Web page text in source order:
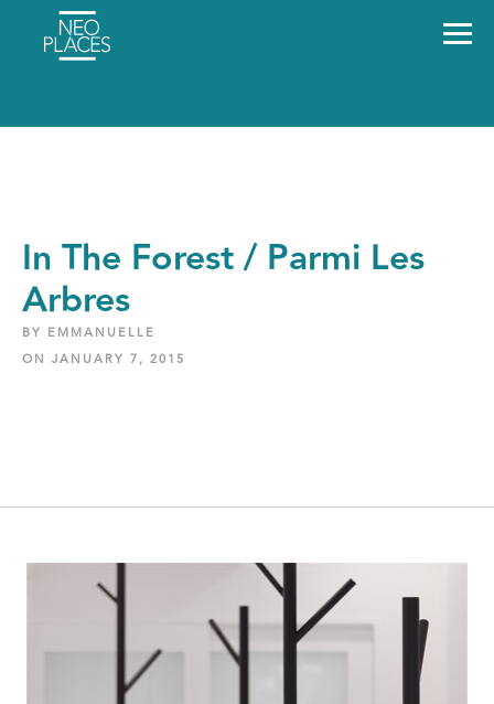
In The Forest / Parmi Les
Arbres
BY EMMANUELLE
ON JANUARY 7, 2015